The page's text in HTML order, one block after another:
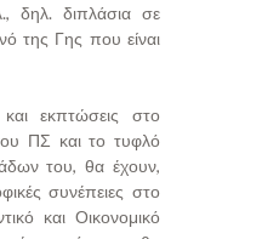
δηλ. διπλάσια σε
της Γης που είναι
εκπτώσεις στο
ΠΣ και το τυφλό
του, θα έχουν,
συνέπειες στο
και Οικονομικό